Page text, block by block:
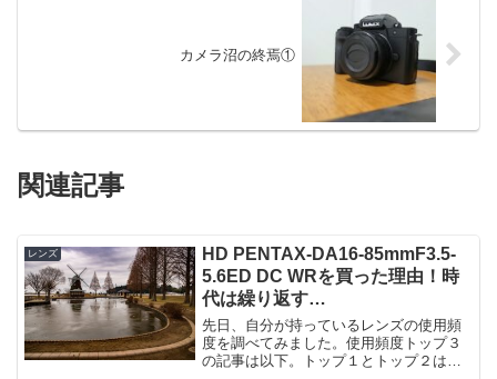
カメラ沼の終焉①
関連記事
レンズ
HD PENTAX-DA16-85mmF3.5-
5.6ED DC WRを買った理由！時
代は繰り返す…
先日、自分が持っているレンズの使用頻
度を調べてみました。使用頻度トップ３
の記事は以下。トップ１とトップ２は、